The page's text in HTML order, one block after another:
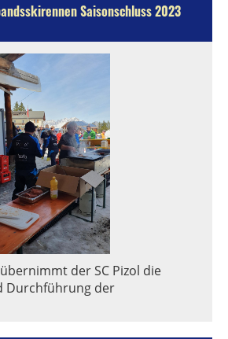
Saisonschluss 2023
der SC Pizol die
Durchführung der